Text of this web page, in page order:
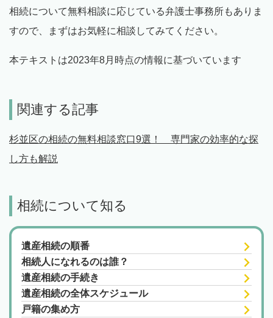
相続について無料相談に応じている弁護士事務所もありま
すので、まずはお気軽に相談してみてください。
本テキストは2023年8月時点の情報に基づいています
関連する記事
杉並区の相続の無料相談窓口9選！ 専門家の効率的な探
し方も解説
相続について知る
遺産相続の順番
相続人になれるのは誰？
遺産相続の手続き
遺産相続の全体スケジュール
戸籍の集め方